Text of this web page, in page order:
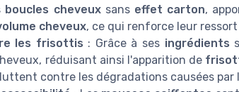
boucles cheveuxsans effet carton,
cheveux, ce qui renforce leur
les frisottis : Grâce à ses ingrédients
réduisant ainsi l'apparition de
contre les dégradations causées par